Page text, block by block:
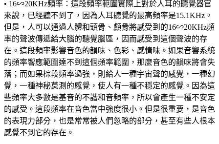
• 16∽20KHz頻率：這段頻率範圍實際上對於人耳的聽覺器官
來說，已經聽不到了，因為人耳聽覺的最高頻率是15.1KHz。
但是，人可以通過人體和頭骨、顱骨將感受到的16∽20KHz頻
率的聲波傳遞給大腦的聽覺腦區，因而感受到這個聲波的存
在。這段頻率影響音色的韻味、色彩、感情味。如果音響系統
的頻率響應範圍達不到這個頻率範圍，那麼音色的韻味將會失
落；而如果棕段頻率過強，則給人一種宇宙聲的感覺，一種幻
覺，一種神秘莫測的感覺，使人有一種不穩定的感覺。因為這
些頻率大多數是基音的不諧和音頻率，所以會產生一種不安定
的感受。這段頻率在音色當中強度很小。但是很重要，是音色
的表現力部分，也是常常被人們忽略的部分，甚至有些人根本
感覺不到它的存在。